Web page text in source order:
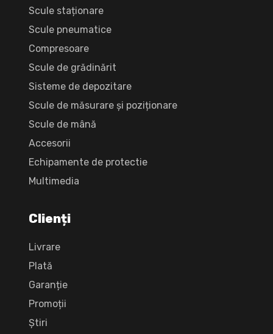
Scule staționare
Scule pneumatice
Compresoare
Scule de grădinărit
Sisteme de depozitare
Scule de măsurare și poziționare
Scule de mână
Accesorii
Echipamente de protectie
Multimedia
Clienți
Livrare
Plată
Garanție
Promoții
Știri